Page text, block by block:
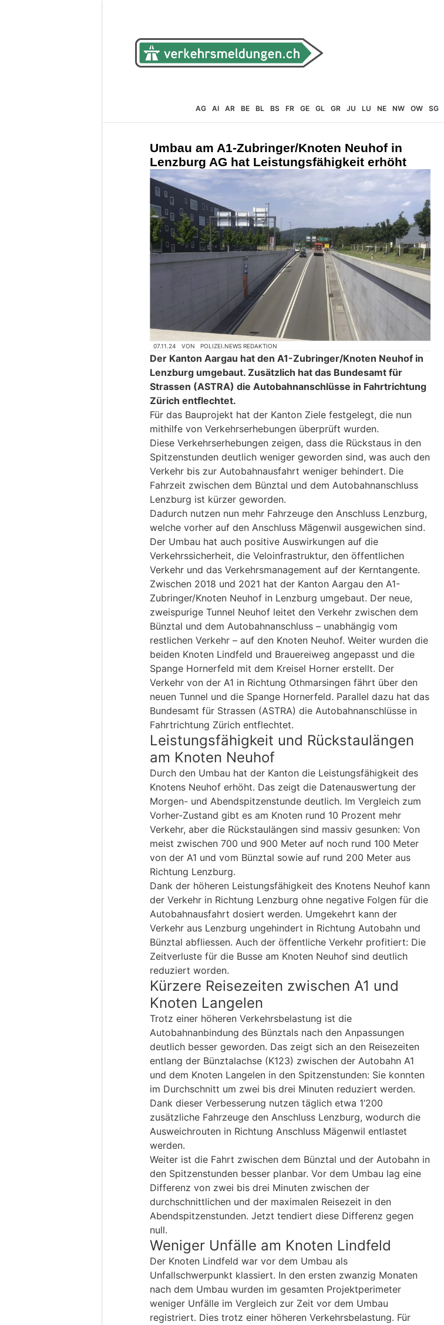
AG AI AR BE BL BS FR GE GL GR JU LU NE NW OW SG
Umbau am A1-Zubringer/Knoten Neuhof in
Lenzburg AG hat Leistungsfähigkeit erhöht
07.11.24 VON POLIZEI.NEWS REDAKTION
Der Kanton Aargau hat den A1-Zubringer/Knoten Neuhof in
Lenzburg umgebaut. Zusätzlich hat das Bundesamt für
Strassen (ASTRA) die Autobahnanschlüsse in Fahrtrichtung
Zürich entflechtet.
Für das Bauprojekt hat der Kanton Ziele festgelegt, die nun
mithilfe von Verkehrserhebungen überprüft wurden.
Diese Verkehrserhebungen zeigen, dass die Rückstaus in den
Spitzenstunden deutlich weniger geworden sind, was auch den
Verkehr bis zur Autobahnausfahrt weniger behindert. Die
Fahrzeit zwischen dem Bünztal und dem Autobahnanschluss
Lenzburg ist kürzer geworden.
Dadurch nutzen nun mehr Fahrzeuge den Anschluss Lenzburg,
welche vorher auf den Anschluss Mägenwil ausgewichen sind.
Der Umbau hat auch positive Auswirkungen auf die
Verkehrssicherheit, die Veloinfrastruktur, den öffentlichen
Verkehr und das Verkehrsmanagement auf der Kerntangente.
Zwischen 2018 und 2021 hat der Kanton Aargau den A1-
Zubringer/Knoten Neuhof in Lenzburg umgebaut. Der neue,
zweispurige Tunnel Neuhof leitet den Verkehr zwischen dem
Bünztal und dem Autobahnanschluss – unabhängig vom
restlichen Verkehr – auf den Knoten Neuhof. Weiter wurden die
beiden Knoten Lindfeld und Brauereiweg angepasst und die
Spange Hornerfeld mit dem Kreisel Horner erstellt. Der
Verkehr von der A1 in Richtung Othmarsingen fährt über den
neuen Tunnel und die Spange Hornerfeld. Parallel dazu hat das
Bundesamt für Strassen (ASTRA) die Autobahnanschlüsse in
Fahrtrichtung Zürich entflechtet.
Leistungsfähigkeit und Rückstaulängen
am Knoten Neuhof
Durch den Umbau hat der Kanton die Leistungsfähigkeit des
Knotens Neuhof erhöht. Das zeigt die Datenauswertung der
Morgen- und Abendspitzenstunde deutlich. Im Vergleich zum
Vorher-Zustand gibt es am Knoten rund 10 Prozent mehr
Verkehr, aber die Rückstaulängen sind massiv gesunken: Von
meist zwischen 700 und 900 Meter auf noch rund 100 Meter
von der A1 und vom Bünztal sowie auf rund 200 Meter aus
Richtung Lenzburg.
Dank der höheren Leistungsfähigkeit des Knotens Neuhof kann
der Verkehr in Richtung Lenzburg ohne negative Folgen für die
Autobahnausfahrt dosiert werden. Umgekehrt kann der
Verkehr aus Lenzburg ungehindert in Richtung Autobahn und
Bünztal abfliessen. Auch der öffentliche Verkehr profitiert: Die
Zeitverluste für die Busse am Knoten Neuhof sind deutlich
reduziert worden.
Kürzere Reisezeiten zwischen A1 und
Knoten Langelen
Trotz einer höheren Verkehrsbelastung ist die
Autobahnanbindung des Bünztals nach den Anpassungen
deutlich besser geworden. Das zeigt sich an den Reisezeiten
entlang der Bünztalachse (K123) zwischen der Autobahn A1
und dem Knoten Langelen in den Spitzenstunden: Sie konnten
im Durchschnitt um zwei bis drei Minuten reduziert werden.
Dank dieser Verbesserung nutzen täglich etwa 1’200
zusätzliche Fahrzeuge den Anschluss Lenzburg, wodurch die
Ausweichrouten in Richtung Anschluss Mägenwil entlastet
werden.
Weiter ist die Fahrt zwischen dem Bünztal und der Autobahn in
den Spitzenstunden besser planbar. Vor dem Umbau lag eine
Differenz von zwei bis drei Minuten zwischen der
durchschnittlichen und der maximalen Reisezeit in den
Abendspitzenstunden. Jetzt tendiert diese Differenz gegen
null.
Weniger Unfälle am Knoten Lindfeld
Der Knoten Lindfeld war vor dem Umbau als
Unfallschwerpunkt klassiert. In den ersten zwanzig Monaten
nach dem Umbau wurden im gesamten Projektperimeter
weniger Unfälle im Vergleich zur Zeit vor dem Umbau
registriert. Dies trotz einer höheren Verkehrsbelastung. Für